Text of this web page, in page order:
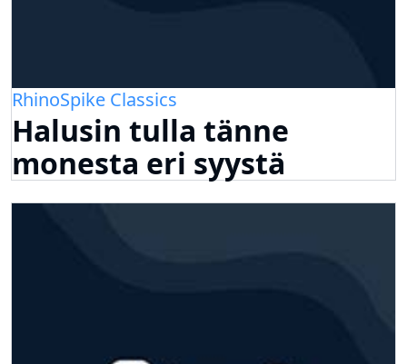
RhinoSpike Classics
Halusin tulla tänne
monesta eri syystä